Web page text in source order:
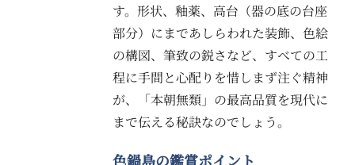
す。形状、釉薬、高台（器の底の台座
部分）にまであしらわれた装飾、色絵
の構図、筆致の鋭さなど、すべての工
程に手間と心配りを惜しまず注ぐ精神
が、「本朝無類」の最高品質を現代に
まで伝える秘訣なのでしょう。
色鍋島の鑑賞ポイント